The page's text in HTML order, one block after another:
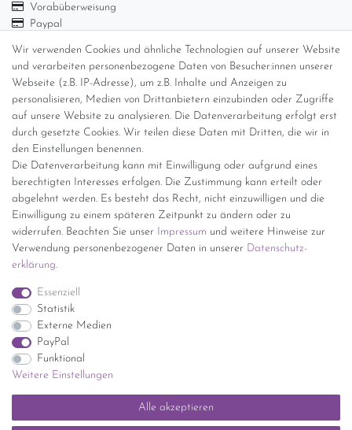
Wir verwenden Cookies und ähnliche Technologien auf unserer Website
und verarbeiten personenbezogene Daten von Besucher:innen unserer
Webseite (z.B. IP-Adresse), um z.B. Inhalte und Anzeigen zu
personalisieren, Medien von Drittanbietern einzubinden oder Zugriffe
auf unsere Website zu analysieren. Die Datenverarbeitung erfolgt erst
durch gesetzte Cookies. Wir teilen diese Daten mit Dritten, die wir in
den Einstellungen benennen.
Die Datenverarbeitung kann mit Einwilligung oder aufgrund eines
berechtigten Interesses erfolgen. Die Zustimmung kann erteilt oder
abgelehnt werden. Es besteht das Recht, nicht einzuwilligen und die
Einwilligung zu einem späteren Zeitpunkt zu ändern oder zu
widerrufen. Beachten Sie unser Impressum und weitere Hinweise zur
Verwendung personenbezogener Daten in unserer Daten­schutz­
erklärung.
Essenziell
Statistik
Externe Medien
PayPal
Funktional
Weitere Einstellungen
Alle akzeptieren
Vorabüberweisung
Paypal
Versandinformationen
Versand per GLS (6,90 Euro) oder DHL (8,49 Euro ) inkl. MwSt.
(innerhalb Deutschlands)
kostenfreie Lieferung ab 150 Euro Warenwert (innerhalb
Deutschlands)
Übersicht Internationale Versandkosten
Wir kaufen an
Sie haben zuviel Porzellan im Schrank? Gerne kaufen wir dieses an.
Einfach unverbindliches Angebot anfordern.
*Endpreis inkl. MwSt. (Dieser Artikel unterliegt gem. § 25a
UStG der Differenzbesteuerung, ein Ausweis der
Mehrwertsteuer auf der Rechnung erfolgt nicht.)
Impressum Daten­schutz­erklärung